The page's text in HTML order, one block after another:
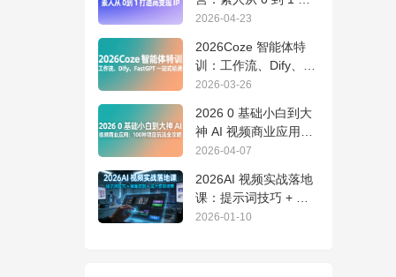
造高变现 IP
2026-04-23
2026Coze 智能体特
训：工作流、Dify、
FastGPT 一站式精通
2026-03-26
2026 0 基础小白到大
神 AI 视频商业应用：
100 种项目玩法全攻略
2026-04-07
2026AI 视频实战落地
课：提示词技巧 + 画
面控制 + 成片变现指
2026-01-10